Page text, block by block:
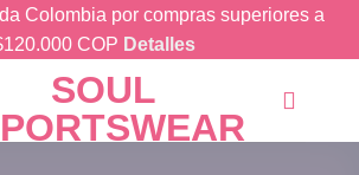
Colombia por compras superiores a
COP Detalles